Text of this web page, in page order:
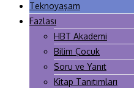
Teknoyaşam
Fazlası
HBT Akademi
Bilim Çocuk
Soru ve Yanıt
Kitap Tanıtımları